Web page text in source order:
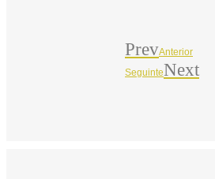
PrevAnterior
SeguinteNext